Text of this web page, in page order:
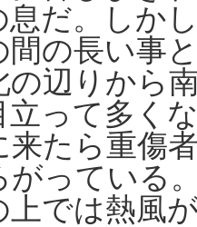
息だ。しか
間の長い事
の辺りから
立って多く
来たら重傷
がっている
上では熱風